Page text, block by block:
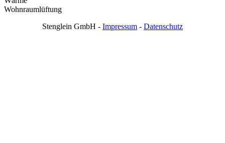
Wohnraumlüftung
Stenglein GmbH - Impressum - Datenschutz